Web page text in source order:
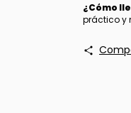
¿Cómo
práctico y